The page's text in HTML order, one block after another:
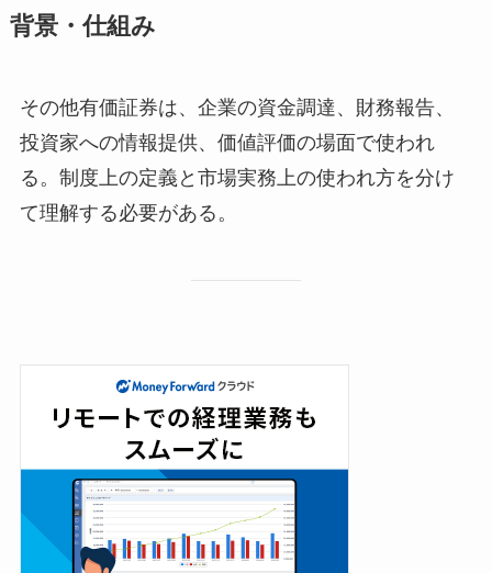
背景・仕組み
その他有価証券は、企業の資金調達、財務報告、
投資家への情報提供、価値評価の場面で使われ
る。制度上の定義と市場実務上の使われ方を分け
て理解する必要がある。